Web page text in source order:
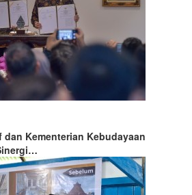
dan Kementerian Kebudayaan